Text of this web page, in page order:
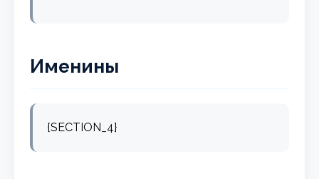
Именины
{SECTION_4}